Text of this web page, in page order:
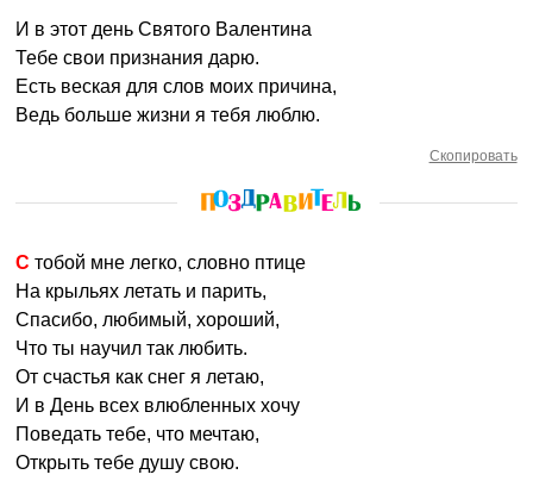
И в этот день Святого Валентина
Тебе свои признания дарю.
Есть веская для слов моих причина,
Ведь больше жизни я тебя люблю.
Скопировать
С тобой мне легко, словно птице
На крыльях летать и парить,
Спасибо, любимый, хороший,
Что ты научил так любить.
От счастья как снег я летаю,
И в День всех влюбленных хочу
Поведать тебе, что мечтаю,
Открыть тебе душу свою.